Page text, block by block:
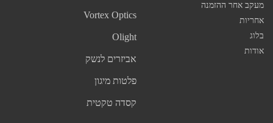
מעקב אחר ההזמנה
אחריות
בלוג
אודות
Vortex Optics
Olight
אביזרים לנשק
פלטות מיגון
קסדה טקטית